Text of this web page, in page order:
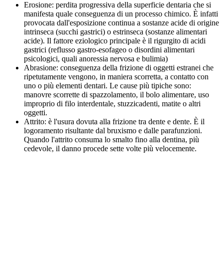
Erosione: perdita progressiva della superficie dentaria che si
manifesta quale conseguenza di un processo chimico. È infatti
provocata dall'esposizione continua a sostanze acide di origine
intrinseca (succhi gastrici) o estrinseca (sostanze alimentari
acide). Il fattore eziologico principale è il rigurgito di acidi
gastrici (reflusso gastro-esofageo o disordini alimentari
psicologici, quali anoressia nervosa e bulimia)
Abrasione: conseguenza della frizione di oggetti estranei che
ripetutamente vengono, in maniera scorretta, a contatto con
uno o più elementi dentari. Le cause più tipiche sono:
manovre scorrette di spazzolamento, il bolo alimentare, uso
improprio di filo interdentale, stuzzicadenti, matite o altri
oggetti.
Attrito: è l'usura dovuta alla frizione tra dente e dente. È il
logoramento risultante dal bruxismo e dalle parafunzioni.
Quando l'attrito consuma lo smalto fino alla dentina, più
cedevole, il danno procede sette volte più velocemente.